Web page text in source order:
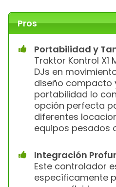
Pros
Portabilidad y
Traktor Kontrol X1
DJs en
diseño compacto
portabilidad lo
opción perfecta
diferentes
equipos pesados
Integración
Este controlador
específicamente